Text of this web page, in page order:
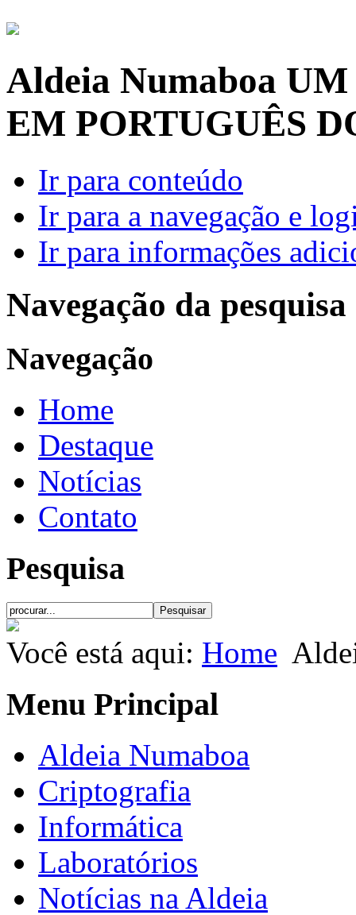
Aldeia Numaboa UM
EM PORTUGUÊS
Ir para conteúdo
Ir para a navegação e
Ir para informações
Navegação da pesquisa
Navegação
Home
Destaque
Notícias
Contato
Pesquisa
Você está aqui: Home
Menu Principal
Aldeia Numaboa
Criptografia
Informática
Laboratórios
Notícias na Aldeia